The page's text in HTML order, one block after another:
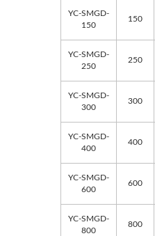
YC-SMGD-
150
150
YC-SMGD-
250
250
YC-SMGD-
300
300
YC-SMGD-
400
400
YC-SMGD-
600
600
YC-SMGD-
800
800